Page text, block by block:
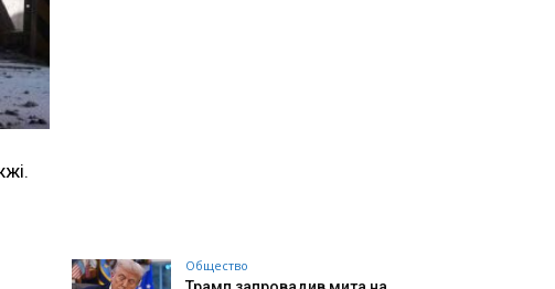
Общество